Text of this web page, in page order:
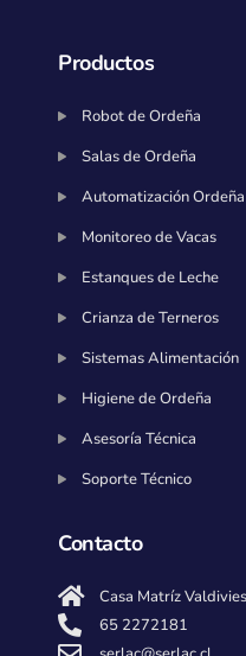
Productos
Robot de Ordeña
Salas de Ordeña
Automatización Ordeña
Monitoreo de Vacas
Estanques de Leche
Crianza de Terneros
Sistemas Alimentación
Higiene de Ordeña
Asesoría Técnica
Soporte Técnico
Contacto
Casa Matríz
65 2272181